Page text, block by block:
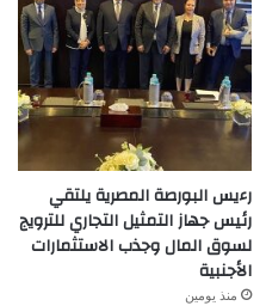
رءيس البورصة المصرية يلتقي
رئيس جهاز التمثيل التجاري للترويج
لسوق المال وجذب الاستثمارات
الأجنبية
منذ يومين